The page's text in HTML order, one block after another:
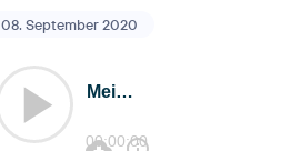
08. September 2020